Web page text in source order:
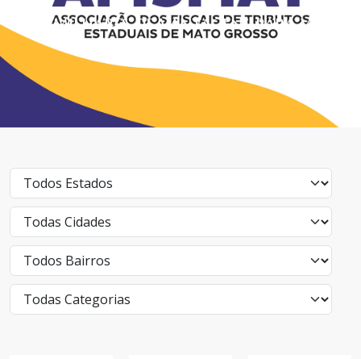
São milhares de vantagens para você!